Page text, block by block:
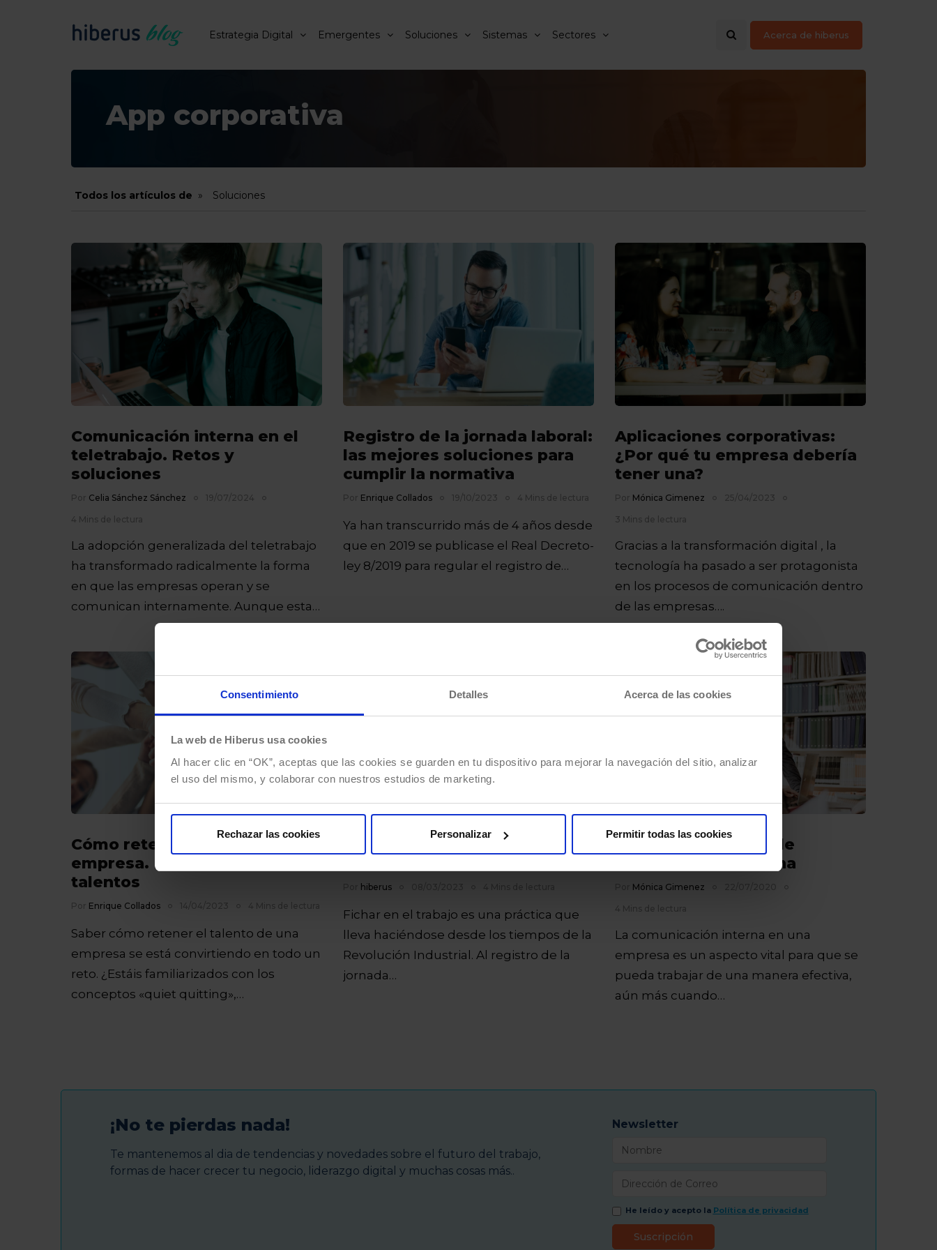
Consentimiento Detalles Acerca de las cookies
La web de Hiberus usa cookies
Al hacer clic en “OK”, aceptas que las cookies se guarden en tu dispositivo para mejorar la navegación del sitio, analizar
el uso del mismo, y colaborar con nuestros estudios de marketing.
Rechazar las cookies Personalizar Permitir todas las cookies
Estrategia Digital Emergentes Soluciones Sistemas Sectores Acerca de hiberus
App corporativa
Todos los artículos de Soluciones
Comunicación interna en el
teletrabajo. Retos y
soluciones
Por Celia Sánchez Sánchez 19/07/2024
4 Mins de lectura
La adopción generalizada del teletrabajo
ha transformado radicalmente la forma
en que las empresas operan y se
comunican internamente. Aunque esta
Registro de la jornada laboral:
las mejores soluciones para
cumplir la normativa
Por Enrique Collados 19/10/2023 4 Mins de lectura
Ya han transcurrido más de 4 años desde
que en 2019 se publicase el Real Decreto-
ley 8/2019 para regular el registro de…
Aplicaciones corporativas:
¿Por qué tu empresa debería
tener una?
Por Mónica Gimenez 25/04/2023
3 Mins de lectura
Gracias a la transformación digital , la
tecnología ha pasado a ser protagonista
en los procesos de comunicación dentro
de las empresas….
Cómo retener el talento de tu
empresa. Evitar la fuga de
talentos
Por Enrique Collados
Saber cómo retener el talento de una
empresa se está convirtiendo en todo un
reto. ¿Estáis familiarizados con los
conceptos «quiet quitting»,…
Cómo fichar en el trabajo:
hiberus
Fichar en el trabajo es una práctica que
lleva haciéndose desde los tiempos de la
Revolución Industrial. Al registro de la
jornada…
Los mejores casos de
comunicación interna
Mónica Gimenez
La comunicación interna en una
empresa es un aspecto vital para que se
pueda trabajar de una manera efectiva,
aún más cuando…
¡No te pierdas nada!
Te mantenemos al dia de tendencias y novedades sobre el futuro del trabajo,
formas de hacer crecer tu negocio, liderazgo digital y muchas cosas más..
Newsletter
He leído y acepto la Política de privacidad